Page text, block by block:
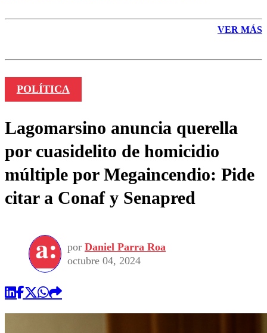
VER MÁS
POLÍTICA
Lagomarsino anuncia querella
por cuasidelito de homicidio
múltiple por Megaincendio: Pide
citar a Conaf y Senapred
por Daniel Parra Roa
octubre 04, 2024